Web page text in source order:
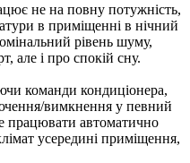
не на повну потужність,
в приміщенні в нічний
рівень шуму,
але і про спокій сну.
команди кондиціонера,
вимкнення у певний
працювати автоматично
усередині приміщення,